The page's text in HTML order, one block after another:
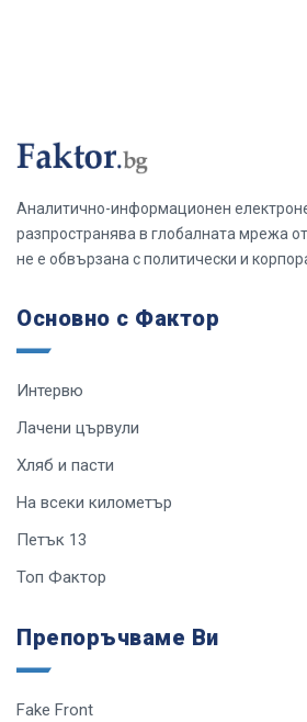
Аналитично-информационен
разпространява в глобалната мрежа
не е обвързана с политически и
Основно с Фактор
Интервю
Лачени цървули
Хляб и пасти
На всеки километър
Петък 13
Топ Фактор
Препоръчваме Ви
Fake Front